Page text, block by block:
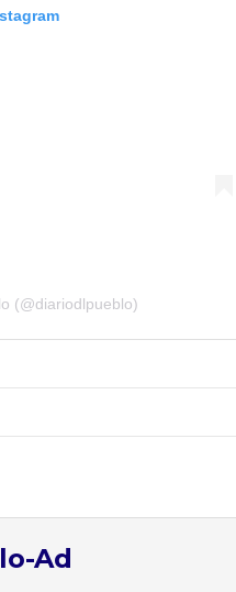
(@diariodlpueblo)
Ad